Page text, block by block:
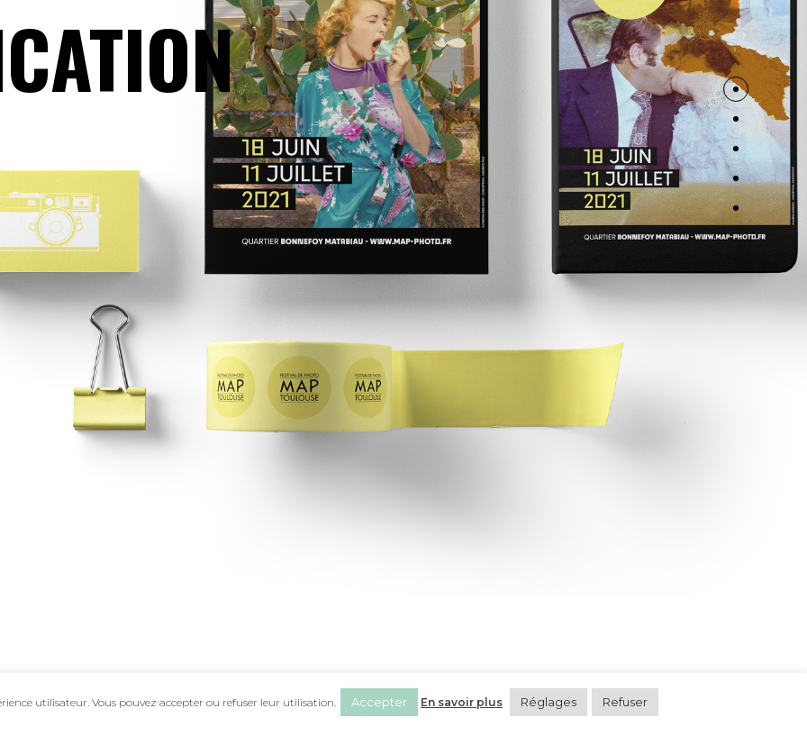
utilisateur. Vous pouvez accepter ou refuser leur utilisation. Accepter En savoir plus Réglages Refuser